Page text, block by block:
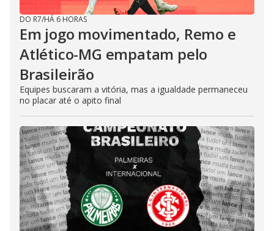
DO R7/HÁ 6 HORAS
Em jogo movimentado, Remo e
Atlético-MG empatam pelo
Brasileirão
Equipes buscaram a vitória, mas a igualdade permaneceu
no placar até o apito final